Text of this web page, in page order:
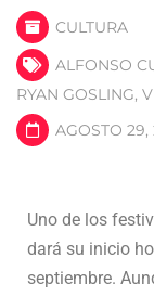
CULTURA
ALFONSO
RYAN GOSLING,
AGOSTO 29,
Uno de los
dará su inicio
septiembre.